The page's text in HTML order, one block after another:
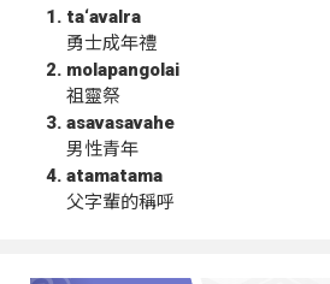
ta‘avalra
勇士成年禮
molapangolai
祖靈祭
asavasavahe
男性青年
atamatama
父字輩的稱呼